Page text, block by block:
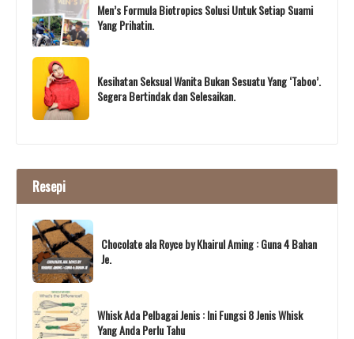
Men’s Formula Biotropics Solusi Untuk Setiap Suami
Yang Prihatin.
Kesihatan Seksual Wanita Bukan Sesuatu Yang ‘Taboo’.
Segera Bertindak dan Selesaikan.
Resepi
Chocolate ala Royce by Khairul Aming : Guna 4 Bahan
Je.
Whisk Ada Pelbagai Jenis : Ini Fungsi 8 Jenis Whisk
Yang Anda Perlu Tahu